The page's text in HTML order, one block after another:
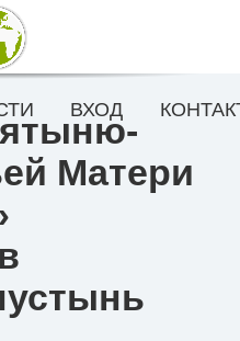
Матери
ВХОД